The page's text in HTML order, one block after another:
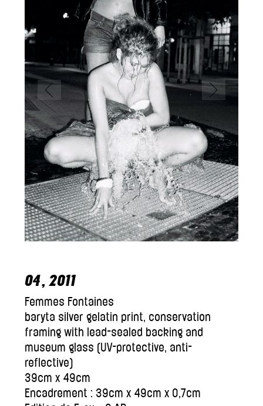
04, 2011
Femmes Fontaines
baryta silver gelatin print, conservation
framing with lead-sealed backing and
museum glass (UV-protective, anti-
reflective)
39cm x 49cm
Encadrement : 39cm x 49cm x 0,7cm